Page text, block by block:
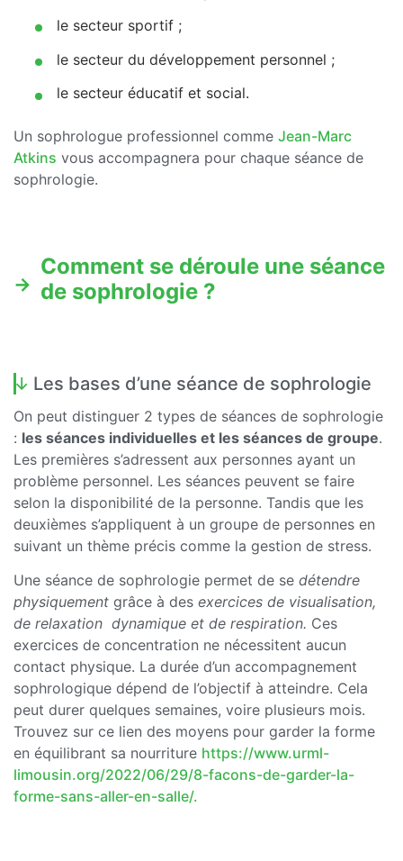
le secteur sportif ;
le secteur du développement personnel ;
le secteur éducatif et social.
Un sophrologue professionnel comme Jean-Marc
Atkins vous accompagnera pour chaque séance de
sophrologie.
Comment se déroule une séance
de sophrologie ?
Les bases d’une séance de sophrologie
On peut distinguer 2 types de séances de sophrologie
: les séances individuelles et les séances de groupe.
Les premières s’adressent aux personnes ayant un
problème personnel. Les séances peuvent se faire
selon la disponibilité de la personne. Tandis que les
deuxièmes s’appliquent à un groupe de personnes en
suivant un thème précis comme la gestion de stress.
Une séance de sophrologie permet de se détendre
physiquement grâce à des exercices de visualisation,
de relaxation dynamique et de respiration. Ces
exercices de concentration ne nécessitent aucun
contact physique. La durée d’un accompagnement
sophrologique dépend de l’objectif à atteindre. Cela
peut durer quelques semaines, voire plusieurs mois.
Trouvez sur ce lien des moyens pour garder la forme
en équilibrant sa nourriture https://www.urml-
limousin.org/2022/06/29/8-facons-de-garder-la-
forme-sans-aller-en-salle/.